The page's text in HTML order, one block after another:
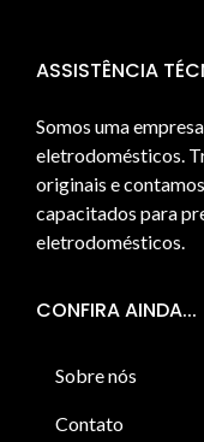
ASSISTÊNCIA
Somos uma
eletrodomésticos.
originais e
capacitados para
eletrodomésticos.
CONFIRA AINDA...
Sobre nós
Contato